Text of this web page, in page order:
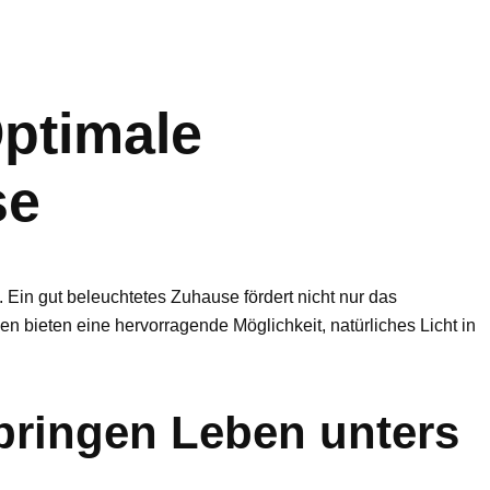
gut beleuchtetes Zuhause fördert nicht nur das
bieten eine hervorragende Möglichkeit, natürliches Licht in
Leben unters